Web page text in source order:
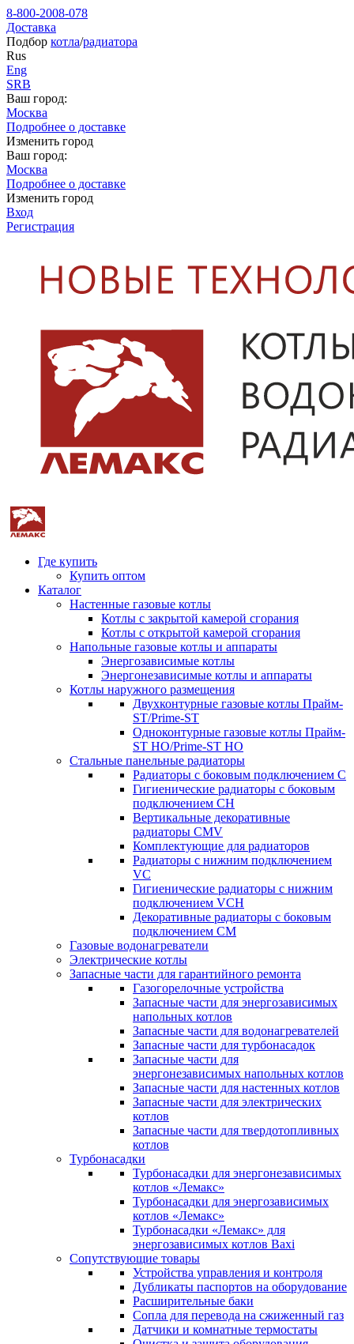
8-800-2008-078
Доставка
Подбор котла/радиатора
Rus
Eng
SRB
Ваш город:
Москва
Подробнее о доставке
Изменить город
Ваш город:
Москва
Подробнее о доставке
Изменить город
Вход
Регистрация
Где купить
Купить оптом
Каталог
Настенные газовые котлы
Котлы с закрытой камерой сгорания
Котлы с открытой камерой сгорания
Напольные газовые котлы и аппараты
Энергозависимые котлы
Энергонезависимые котлы и аппараты
Котлы наружного размещения
Двухконтурные газовые котлы Прайм-
ST/Prime-ST
Одноконтурные газовые котлы Прайм-
ST HO/Prime-ST HO
Стальные панельные радиаторы
Радиаторы c боковым подключением C
Гигиенические радиаторы c боковым
подключением CH
Вертикальные декоративные
радиаторы CMV
Комплектующие для радиаторов
Радиаторы c нижним подключением
VC
Гигиенические радиаторы c нижним
подключением VCH
Декоративные радиаторы с боковым
подключением CM
Газовые водонагреватели
Электрические котлы
Запасные части для гарантийного ремонта
Газогорелочные устройства
Запасные части для энергозависимых
напольных котлов
Запасные части для водонагревателей
Запасные части для турбонасадок
Запасные части для
энергонезависимых напольных котлов
Запасные части для настенных котлов
Запасные части для электрических
котлов
Запасные части для твердотопливных
котлов
Турбонасадки
Турбонасадки для энергонезависимых
котлов «Лемакс»
Турбонасадки для энергозависимых
котлов «Лемакс»
Турбонасадки «Лемакс» для
энергозависимых котлов Baxi
Сопутствующие товары
Устройства управления и контроля
Дубликаты паспортов на оборудование
Расширительные баки
Сопла для перевода на сжиженный газ
Датчики и комнатные термостаты